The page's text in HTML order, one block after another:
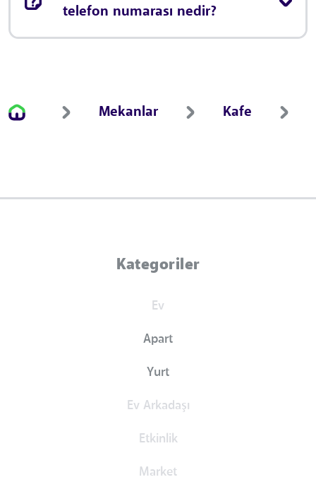
telefon numarası nedir?
Mekanlar Kafe
Kategoriler
Ev
Apart
Yurt
Ev Arkadaşı
Etkinlik
Market